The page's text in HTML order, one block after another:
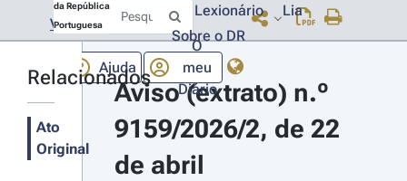
da República
Portuguesa
Lexionário
Lia
Sobre o DR
Ajuda
O
meu
Diário
Voltar
Relacionados
Ato
Original
Aviso (extrato) n.º
9159/2026/2, de 22
de abril